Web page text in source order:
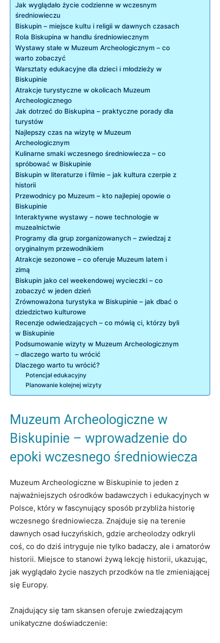
Jak wyglądało życie codzienne w wczesnym
średniowieczu
Biskupin⁣ – miejsce kultu i religii w dawnych ​czasach
Rola Biskupina‍ w ​handlu średniowiecznym
Wystawy stałe w Muzeum Archeologicznym⁤ – co
warto zobaczyć
Warsztaty edukacyjne dla dzieci i ‌młodzieży w
Biskupinie
Atrakcje turystyczne w okolicach Muzeum
Archeologicznego
Jak dotrzeć do Biskupina – praktyczne porady dla
turystów
Najlepszy czas na wizytę w Muzeum
Archeologicznym
Kulinarne smaki wczesnego średniowiecza – co‍
spróbować w Biskupinie
Biskupin w literaturze i filmie – jak kultura czerpie ⁢z
historii
Przewodnicy⁤ po Muzeum⁢ – kto najlepiej opowie o
Biskupinie
Interaktywne wystawy – nowe technologie w
muzealnictwie
Programy dla grup zorganizowanych – zwiedzaj z
oryginalnym ‌przewodnikiem
Atrakcje sezonowe – co oferuje Muzeum latem‌ i
zimą
Biskupin⁤ jako cel weekendowej wycieczki –‍ co
zobaczyć w jeden⁣ dzień
Zrównoważona turystyka w Biskupinie – jak dbać o‍
dziedzictwo kulturowe
Recenzje‌ odwiedzających – co mówią ci, którzy byli
w Biskupinie
Podsumowanie wizyty w Muzeum Archeologicznym
– dlaczego ​warto tu⁣ wrócić
Dlaczego warto tu‌ wrócić?
Potencjał edukacyjny
Planowanie​ kolejnej ⁣wizyty
Muzeum Archeologiczne ‍w
Biskupinie – wprowadzenie do
epoki wczesnego średniowiecza
Muzeum Archeologiczne w Biskupinie⁣ to jeden z
najważniejszych ośrodków badawczych i edukacyjnych w
Polsce, który ⁣w fascynujący sposób przybliża historię
wczesnego średniowiecza.⁣ Znajduje się na terenie
dawnych osad łuczyńskich, gdzie archeolodzy odkryli
coś, co do dziś intryguje nie tylko badaczy, ale i amatorów
historii. Miejsce to stanowi ‌żywą lekcję⁤ historii, ukazując,
jak wyglądało życie naszych przodków⁤ na tle zmieniającej
się ⁢Europy.
Znajdujący się tam skansen oferuje ‍zwiedzającym
unikatyczne doświadczenie: